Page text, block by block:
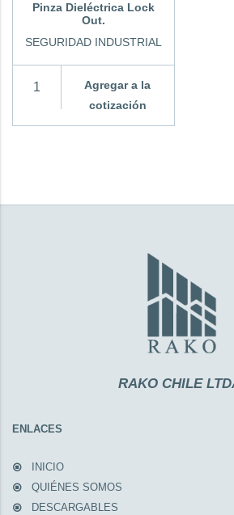
Pinza Dieléctrica Lock
Out.
SEGURIDAD INDUSTRIAL
Agregar a la
cotización
RAKO CHILE
ENLACES
INICIO
QUIÉNES SOMOS
DESCARGABLES